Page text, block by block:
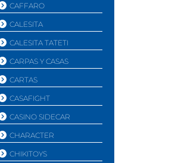
CAFFARO
CALESITA
CALESITA TATETI
CARPAS Y CASAS
CARTAS
CASAFIGHT
CASINO SIDECAR
CHARACTER
CHIKITOYS